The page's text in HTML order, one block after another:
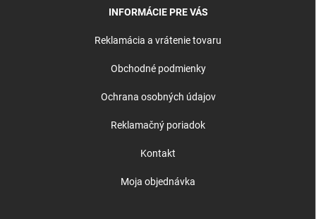
INFORMÁCIE PRE VÁS
Reklamácia a vrátenie tovaru
Obchodné podmienky
Ochrana osobných údajov
Reklamačný poriadok
Kontakt
Moja objednávka